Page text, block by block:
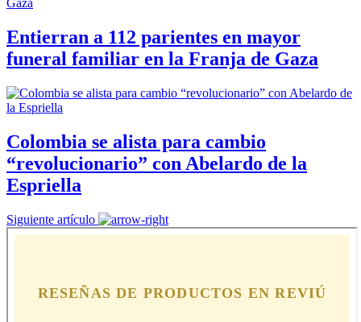
Entierran a 112 parientes en mayor
funeral familiar en la Franja de Gaza
Colombia se alista para cambio
“revolucionario” con Abelardo de la
Espriella
Siguiente artículo